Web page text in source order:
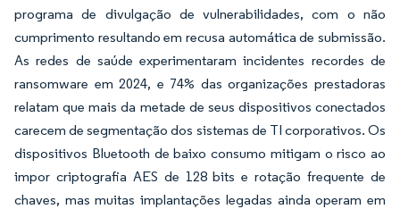
programa de divulgação de vulnerabilidades, com o não
cumprimento resultando em recusa automática de submissão.
As redes de saúde experimentaram incidentes recordes de
ransomware em 2024, e 74% das organizações prestadoras
relatam que mais da metade de seus dispositivos conectados
carecem de segmentação dos sistemas de TI corporativos. Os
dispositivos Bluetooth de baixo consumo mitigam o risco ao
impor criptografia AES de 128 bits e rotação frequente de
chaves, mas muitas implantações legadas ainda operam em